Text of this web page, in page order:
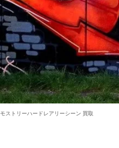
モストリーハードレアリーシーン 買取